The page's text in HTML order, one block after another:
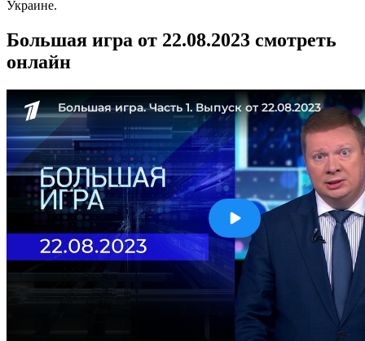
Украине.
Большая игра от 22.08.2023 смотреть
онлайн